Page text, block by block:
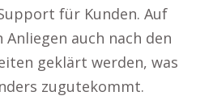
für Kunden. Auf
Anliegen auch nach den
geklärt werden, was
zugutekommt.